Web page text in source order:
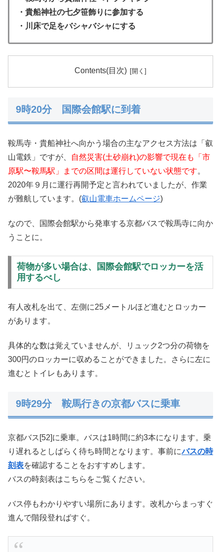
・貴船神社の七夕笹飾りに参加する
・川床で足をバシャバシャにする
Contents(目次)
9時20分 国際会館駅に到着
鞍馬寺・貴船神社へ向かう場合の主なアクセス方法は「叡
山電鉄」ですが、
自然災害(土砂崩れ)の影響で現在も「市
原駅〜鞍馬駅」までの区間は運行していない状態です。
2020年９月に運行再開予定と言われていましたが、作業
が難航しています。(叡山電車ホームページ)
なので、国際会館駅から発車する京都バスで鞍馬寺に向か
うことに。
荷物が多い場合は、国際会館駅でロッカーを活
用するべし
有人改札を出て、左側に25メートルほど進むとロッカー
があります。
具体的な数は覚えていませんが、リュック2つ分の荷物を
300円のロッカーに収めることができました。さらに左に
進むとトイレもあります。
9時29分 鞍馬行きの京都バスに乗車
京都バス[52]に乗車。バスは1時間に約3本になります。乗
り遅れるとしばらく待ち時間となります。事前にバスの時
刻表を確認することをおすすめします。
バスの時刻表はこちらをご覧ください。
バス停もわかりやすい場所にあります。改札からまっすぐ
進んで階段登ればすぐ。